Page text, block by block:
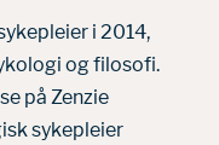
i 2014,
og filosofi.
på Zenzie
sykepleier